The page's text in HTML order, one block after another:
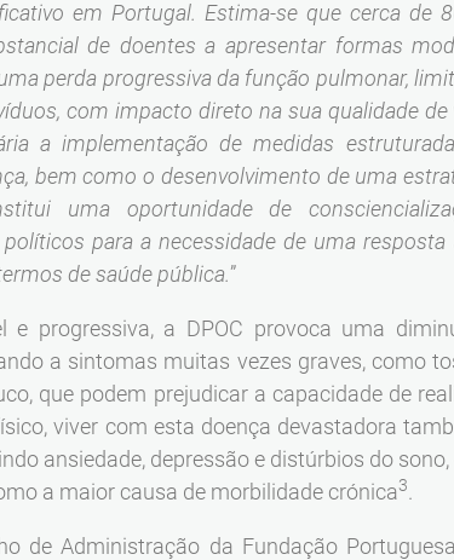
em Portugal. Estima-se que cerca de
de doentes a apresentar formas
perda progressiva da função pulmonar,
com impacto direto na sua qualidade de
a implementação de medidas
bem como o desenvolvimento de uma
uma oportunidade de
para a necessidade de uma
de saúde pública.”
e progressiva, a DPOC provoca uma
a sintomas muitas vezes graves, como
que podem prejudicar a capacidade de
viver com esta doença devastadora
ansiedade, depressão e distúrbios do sono,
a maior causa de morbilidade crónica3.
de Administração da Fundação